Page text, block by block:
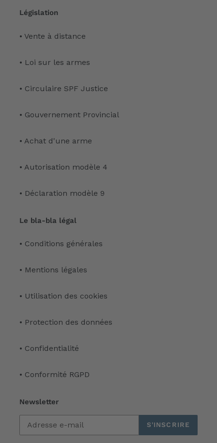
Législation
• Vente à distance
• Loi sur les armes
• Circulaire SPF Justice
• Gouvernement Provincial
• Achat d'une arme
• Autorisation modèle 4
• Déclaration modèle 9
Le bla-bla légal
• Conditions générales
• Mentions légales
• Utilisation des cookies
• Protection des données
• Confidentialité
• Conformité RGPD
Newsletter
S'INSCRIRE